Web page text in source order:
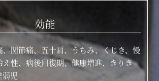
効能
関節痛、五十肩、うちみ、くじき、慢
え性、病後回復期、健康増進、きりき
児